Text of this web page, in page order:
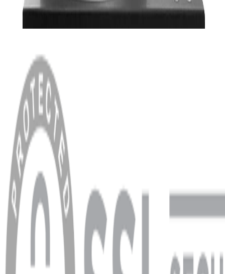
MENÜ
Anasayfa
Hakkımızda
Blog
MÜŞTERİ HİZMETLERİ
Hesabım
Sipariş Sorgulama
Banka Hesap Bilgileri
YARDIM VE DESTEK
Ödeme ve Teslimat Şartları
Garanti ve İade Şartları
info@dukkanhifi.com
0850 441 40 44